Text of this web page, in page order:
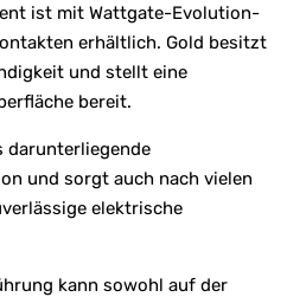
ist mit Wattgate-Evolution-
erhältlich. Gold besitzt
und stellt eine
bereit.
darunterliegende
und sorgt auch nach vielen
elektrische
kann sowohl auf der